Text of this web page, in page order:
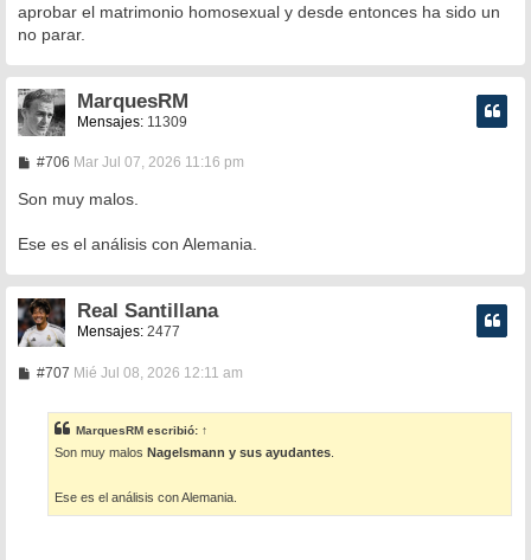
aprobar el matrimonio homosexual y desde entonces ha sido un
no parar.
MarquesRM
Mensajes: 11309
#706M
n
s
j
Mar Jul 07, 2026 11:16 pm
Son muy malos.
Ese es el análisis con Alemania.
Real Santillana
Mensajes: 2477
#707M
s
a
j
Mié Jul 08, 2026 12:11 am
MarquesRM escribió: ↑
Son muy malos Nagelsmann y sus ayudantes
Ese es el análisis con Alemania.